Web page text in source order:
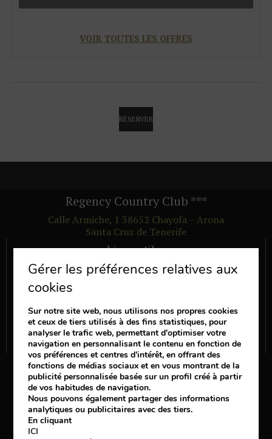
VOIR TOUTES LES OFFRES
RÉSERVER
Regency Country Club ***
Calle Armiche, 1 38652 Chayofa – Arona
Santa Cruz de Tenerife
Liens utiles
CHAMBRES
AVANTAGES
VOIR LES COMMENTAIRES DES AUTRES CLIENTS
Suis nous
Gérer les préférences relatives aux
cookies
Sur notre site web, nous utilisons nos propres cookies
et ceux de tiers utilisés à des fins statistiques, pour
analyser le trafic web, permettant d'optimiser votre
navigation en personnalisant le contenu en fonction de
vos préférences et centres d'intérêt, en offrant des
fonctions de médias sociaux et en vous montrant de la
publicité personnalisée basée sur un profil créé à partir
de vos habitudes de navigation.
Nous pouvons également partager des informations
analytiques ou publicitaires avec des tiers.
En cliquant
ICI